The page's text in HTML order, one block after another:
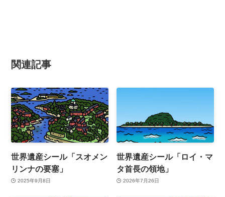
関連記事
世界遺産シール「スオメン
リンナの要塞」
2025年9月8日
世界遺産シール「ロイ・マ
タ首長の領地」
2026年7月26日